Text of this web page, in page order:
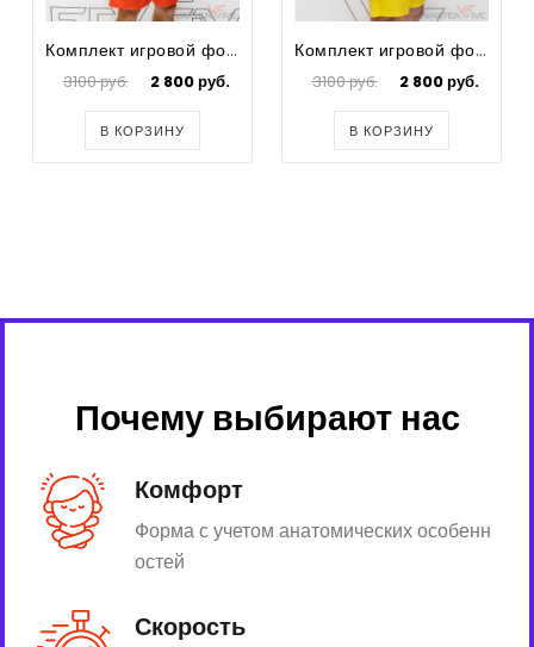
Комплект игровой формы для футбола Round
3100 руб. 2 800 руб.
В КОРЗИНУ
Комплект игровой формы для футбола Round
3100 руб. 2 800 руб.
В КОРЗИНУ
Почему выбирают нас
Комфорт
Форма с учетом анатомических особенн
остей
Скорость